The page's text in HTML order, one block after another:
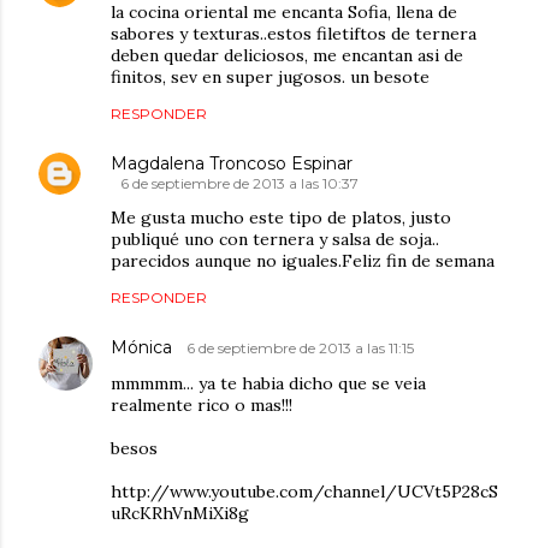
la cocina oriental me encanta Sofia, llena de
sabores y texturas..estos filetiftos de ternera
deben quedar deliciosos, me encantan asi de
finitos, sev en super jugosos. un besote
RESPONDER
Magdalena Troncoso Espinar
6 de septiembre de 2013 a las 10:37
Me gusta mucho este tipo de platos, justo
publiqué uno con ternera y salsa de soja..
parecidos aunque no iguales.Feliz fin de semana
RESPONDER
Mónica 6 de septiembre de 2013 a las 11:15
mmmmm... ya te habia dicho que se veia
realmente rico o mas!!!
besos
http://www.youtube.com/channel/UCVt5P28cS
uRcKRhVnMiXi8g